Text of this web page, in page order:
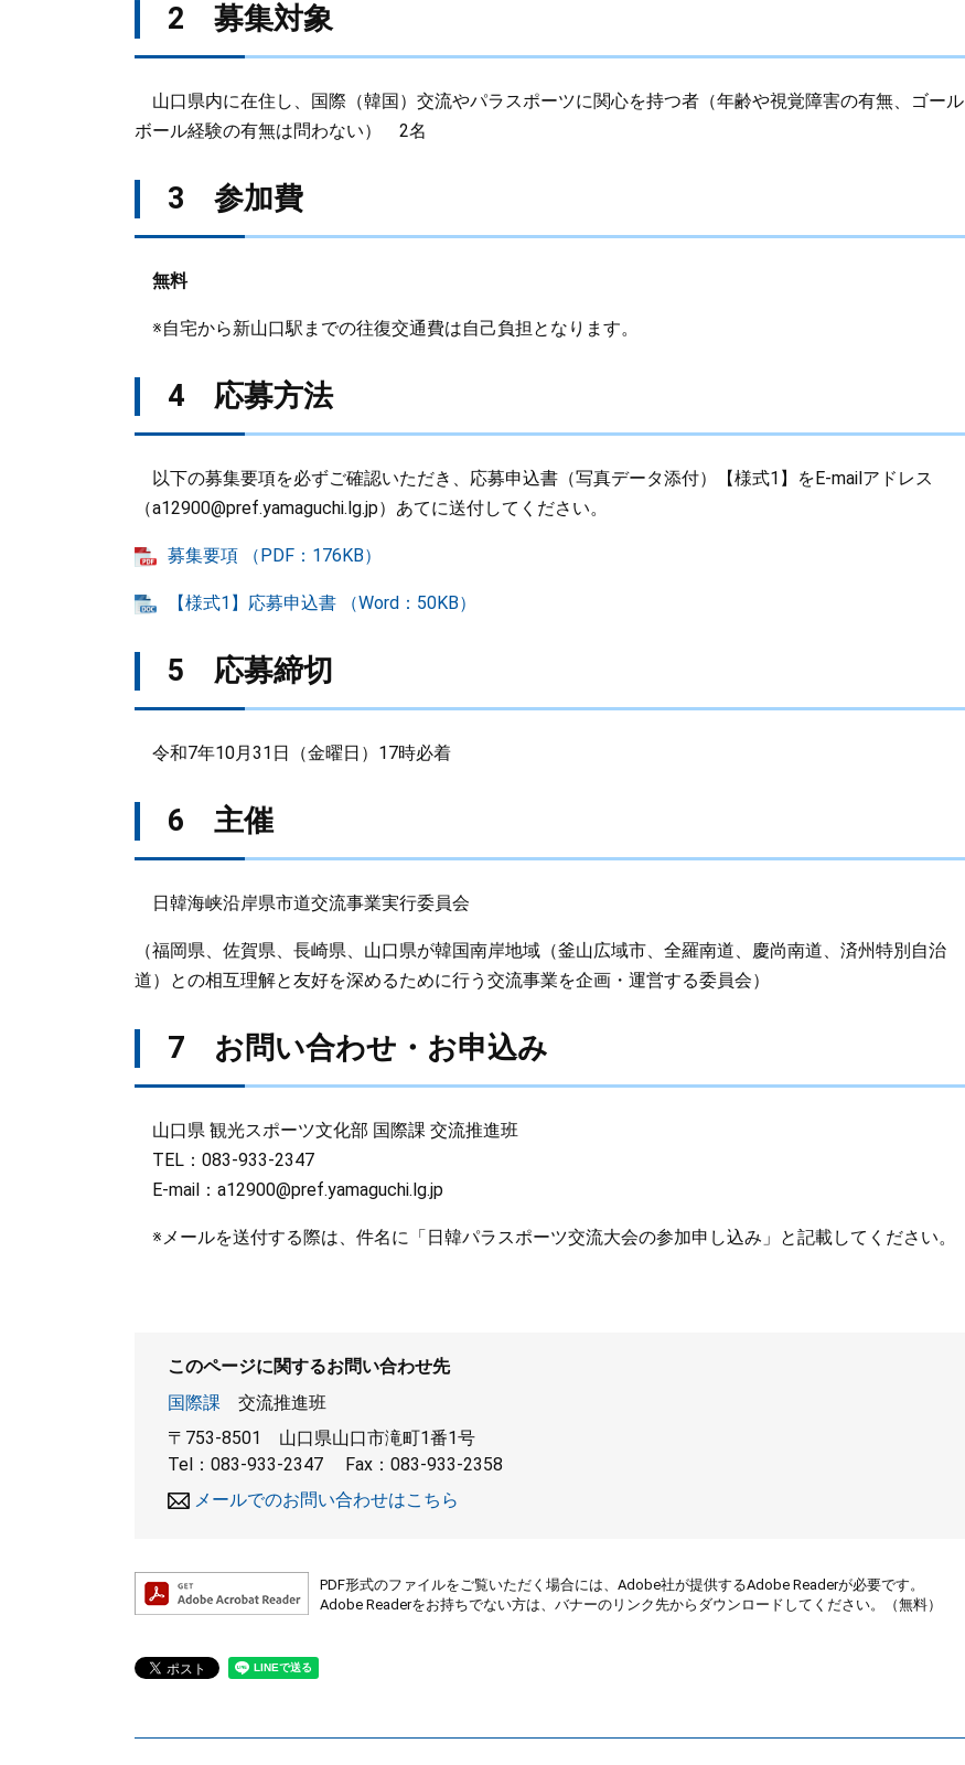
2 募集対象
山口県内に在住し、国際（韓国）交流やパラスポーツに関心を持つ者（年齢や視覚障害の有無、ゴール
ボール経験の有無は問わない） 2名
3 参加費
無料
※自宅から新山口駅までの往復交通費は自己負担となります。
4 応募方法
以下の募集要項を必ずご確認いただき、応募申込書（写真データ添付）【様式1】をE-mailアドレス
（a12900@pref.yamaguchi.lg.jp）あてに送付してください。
募集要項 （PDF：176KB）
【様式1】応募申込書 （Word：50KB）
5 応募締切
令和7年10月31日（金曜日）17時必着
6 主催
日韓海峡沿岸県市道交流事業実行委員会
（福岡県、佐賀県、長崎県、山口県が韓国南岸地域（釜山広域市、全羅南道、慶尚南道、済州特別自治
道）との相互理解と友好を深めるために行う交流事業を企画・運営する委員会）
7 お問い合わせ・お申込み
山口県 観光スポーツ文化部 国際課 交流推進班
TEL：083-933-2347
E-mail：a12900@pref.yamaguchi.lg.jp
※メールを送付する際は、件名に「日韓パラスポーツ交流大会の参加申し込み」と記載してください。
このページに関するお問い合わせ先
国際課
交流推進班
〒753-8501
山口県山口市滝町1番1号
Tel：083-933-2347
Fax：083-933-2358
メールでのお問い合わせはこちら
PDF形式のファイルをご覧いただく場合には、Adobe社が提供するAdobe Readerが必要です。
Adobe Readerをお持ちでない方は、バナーのリンク先からダウンロードしてください。（無料）